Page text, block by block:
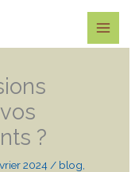
?
2024 / blog